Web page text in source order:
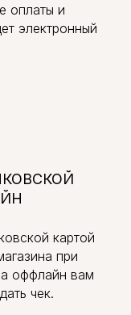
оплаты и
электронный
картой
при
оффлайн вам
чек.